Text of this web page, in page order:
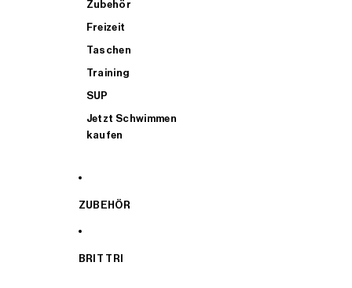
Zubehör
Freizeit
Taschen
Training
SUP
Jetzt Schwimmen
kaufen
ZUBEHÖR
BRIT TRI